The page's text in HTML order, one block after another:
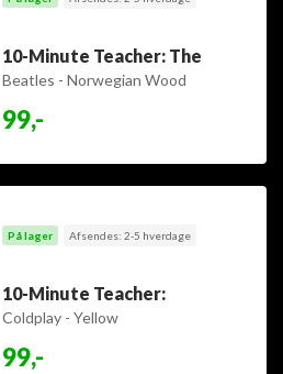
10-Minute Teacher: The
Beatles - Norwegian Wood
99,-
På lager Afsendes: 2-5 hverdage
10-Minute Teacher:
Coldplay - Yellow
99,-